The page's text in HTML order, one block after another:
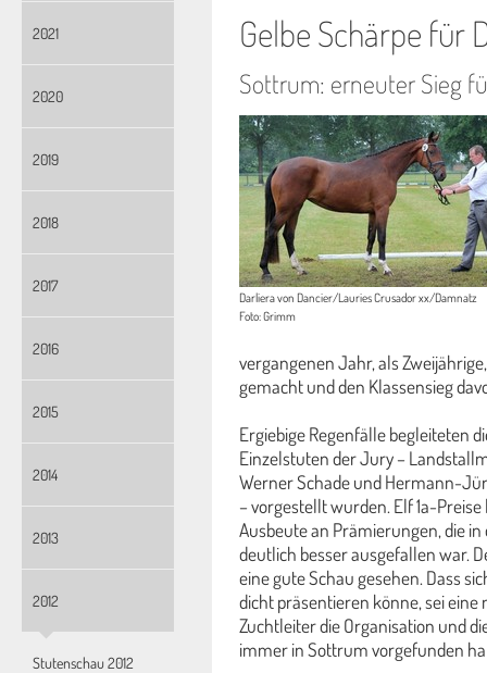
2021
2020
2019
2018
2017
2016
2015
2014
2013
2012
Stutenschau 2012
Gelbe Schärpe für
Sottrum: erneuter Sieg
Darliera von Dancier/Lauries Crusador xx/Damnatz
Foto: Grimm
vergangenen Jahr, als
gemacht und den Klassensieg
Ergiebige Regenfälle begleiteten
Einzelstuten der Jury –
Werner Schade und Hermann-
– vorgestellt wurden. Elf 1a-
Ausbeute an Prämierungen, die
deutlich besser ausgefallen war.
eine gute Schau gesehen. Dass
dicht präsentieren könne, sei
Zuchtleiter die Organisation und
immer in Sottrum vorgefunden